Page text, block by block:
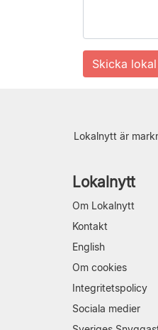
Lokalnytt är
Lokalnytt
Om Lokalnytt
Kontakt
English
Om cookies
Integritetspolicy
Sociala medier